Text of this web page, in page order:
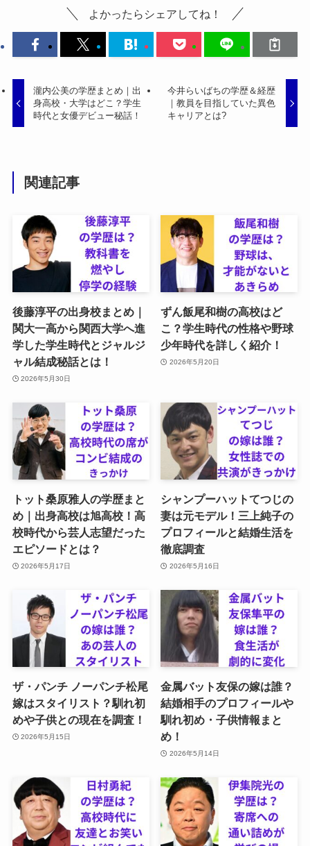
よかったらシェアしてね！
瀧内公美の学歴まとめ｜出
身高校・大学はどこ？学生
時代と女優デビュー秘話！
今井らいばちの学歴＆経歴
｜教員を目指していた異色
キャリアとは?
関連記事
後藤淳平の出身校まとめ｜
関大一高から関西大学へ進
学した学生時代とジャルジ
ャル結成秘話とは！
2026年5月30日
ずん飯尾和樹の高校はど
こ？学生時代の性格や野球
少年時代を詳しく紹介！
2026年5月20日
トット桑原雅人の学歴まと
め｜出身高校は旭高校！高
校時代から芸人志望だった
エピソードとは？
2026年5月17日
シャンプーハットてつじの
妻は元モデル！三上純子の
プロフィールと結婚生活を
徹底調査
2026年5月16日
ザ・パンチ ノーパンチ松尾
嫁はスタイリスト？馴れ初
めや子供との現在を調査！
2026年5月15日
金属バット友保の嫁は誰？
結婚相手のプロフィールや
馴れ初め・子供情報まと
め！
2026年5月14日